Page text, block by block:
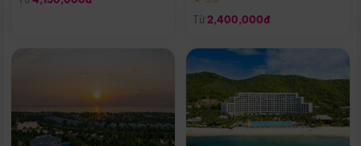
Từ 2,400,000đ